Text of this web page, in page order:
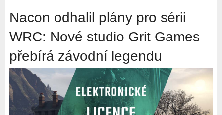
Nacon odhalil plány pro sérii
WRC: Nové studio Grit Games
přebírá závodní legendu